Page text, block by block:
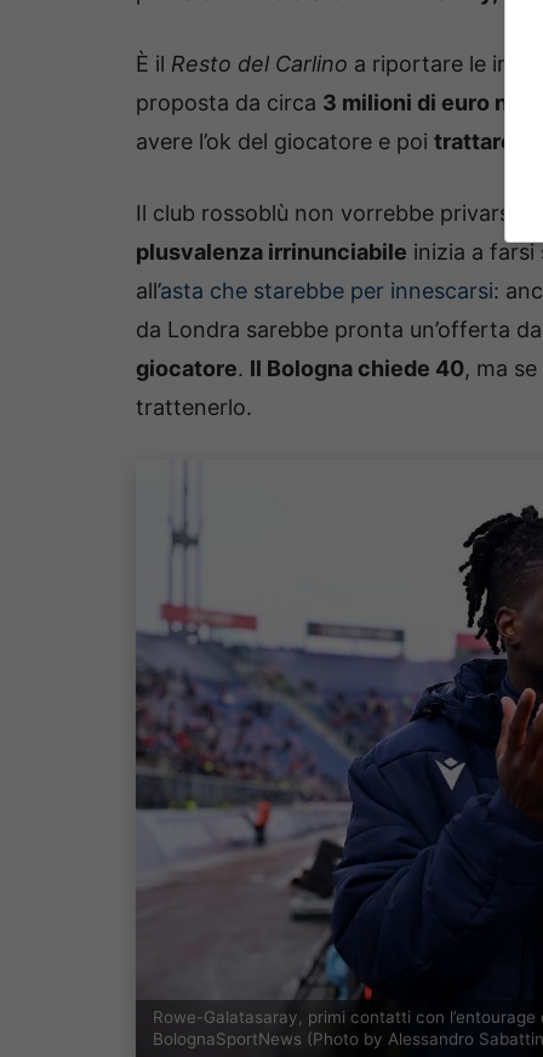
È il Resto del Carlino a riportare le
proposta da circa 3 milioni di euro
avere l’ok del giocatore e poi trattare
Il club rossoblù non vorrebbe privarsi
plusvalenza irrinunciabile inizia a farsi
all’asta che starebbe per innescarsi:
da Londra sarebbe pronta un’offerta da
giocatore. Il Bologna chiede 40, ma
trattenerlo.
Rowe-Galatasaray, primi contatti con
BolognaSportNews (Photo by Alessandro